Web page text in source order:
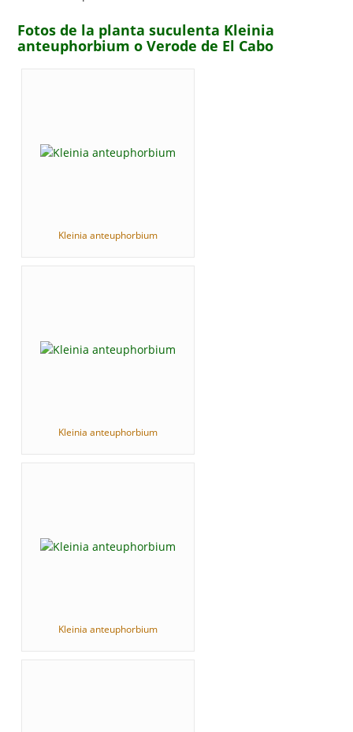
Fotos de la planta suculenta Kleinia
anteuphorbium o Verode de El Cabo
Kleinia anteuphorbium
Kleinia anteuphorbium
Kleinia anteuphorbium